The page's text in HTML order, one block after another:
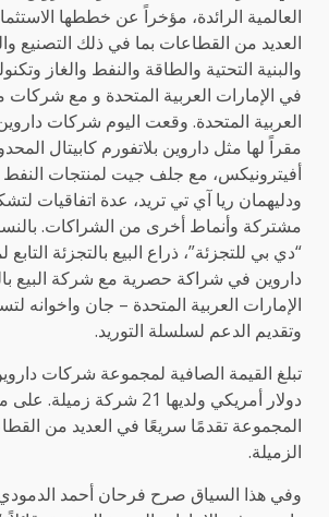
العالمية الرائدة، مؤخراً عن خططها
العديد من القطاعات بما في ذلك التصنيع
والبنية التحتية والطاقة والنفط والغاز
في الإمارات العربية المتحدة و مع شركات
العربية المتحدة. وقعت اليوم شركات
مقراً لها مثل داروين بلاتفورم كابيتال
أفيترونيكس، مع جلف جيت لمنتجات النفط
ودليهمان ريا آي تي تريد، عدة اتفاقيات
مشتركة وأنماط أخرى من الشراكات.
“دي بي للتجزئة”، ذراع البيع بالتجزئة
داروين في شراكة حصرية مع شركة البيع
الإمارات العربية المتحدة – جان واخوانه
وتقديم الدعم لسلسلة التوريد.
دولار أمريكي ولديها 21
المجموعة تقدمًا سريعًا في العديد من
الزميلة.
وفي هذا السياق صرح فرحان أحمد